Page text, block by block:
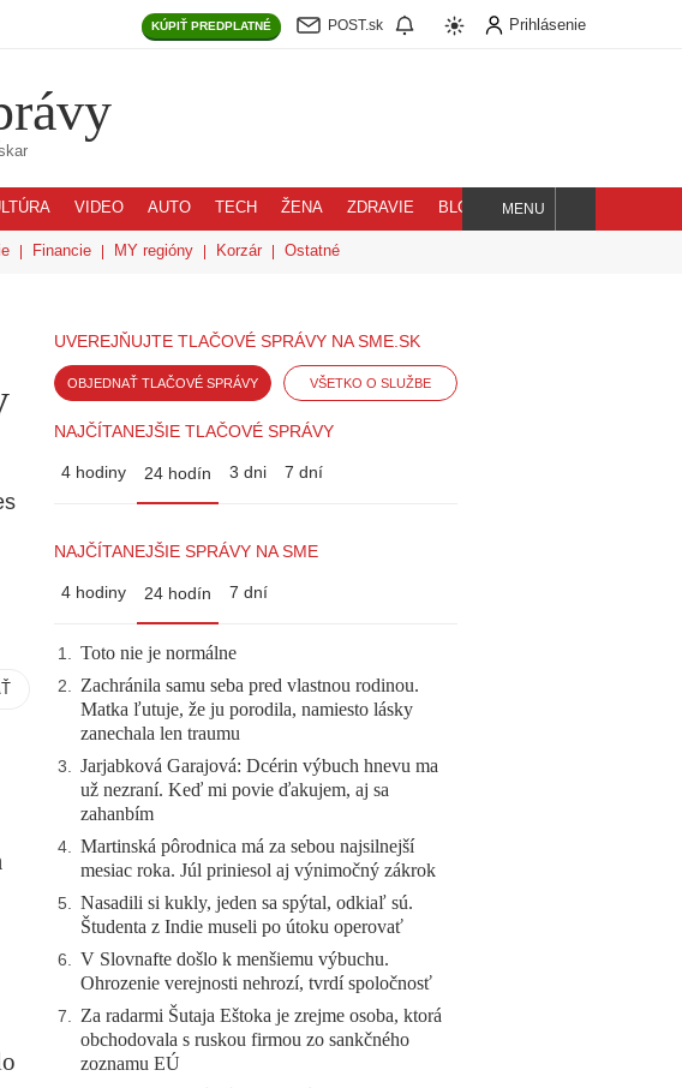
KÚPIŤ PREDPLATNÉ POST.sk Prihlásenie
VIDEO AUTO TECH ŽENA ZDRAVIE BLOG
Hľadaj
MENU
Financie MY regióny Korzár Ostatné
UVEREJŇUJTE TLAČOVÉ SPRÁVY NA SME.SK
OBJEDNAŤ TLAČOVÉ SPRÁVY VŠETKO O SLUŽBE
NAJČÍTANEJŠIE TLAČOVÉ SPRÁVY
4 hodiny 24 hodín 3 dni 7 dní
NAJČÍTANEJŠIE SPRÁVY NA SME
4 hodiny 24 hodín 7 dní
1. Toto nie je normálne
2. Zachránila samu seba pred vlastnou rodinou.
Matka ľutuje, že ju porodila, namiesto lásky
zanechala len traumu
3. Jarjabková Garajová: Dcérin výbuch hnevu ma
už nezraní. Keď mi povie ďakujem, aj sa
zahanbím
4. Martinská pôrodnica má za sebou najsilnejší
mesiac roka. Júl priniesol aj výnimočný zákrok
5. Nasadili si kukly, jeden sa spýtal, odkiaľ sú.
Študenta z Indie museli po útoku operovať
6. V Slovnafte došlo k menšiemu výbuchu.
Ohrozenie verejnosti nehrozí, tvrdí spoločnosť
7. Za radarmi Šutaja Eštoka je zrejme osoba, ktorá
obchodovala s ruskou firmou zo sankčného
zoznamu EÚ